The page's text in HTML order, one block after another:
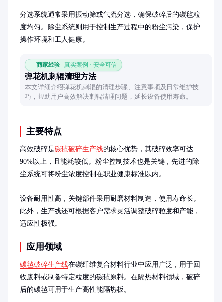
分选系统通常采用振动筛或气流分选，确保破碎后的碳毡粒
度均匀。除尘系统则用于控制生产过程中的粉尘污染，保护
操作环境和工人健康。
商家经验 真实案例 · 安全可信
弹花机刺辊清理方法
本文详细介绍弹花机刺辊的清理步骤、注意事项及日常维护技
巧，帮助用户高效解决刺辊清理问题，延长设备使用寿命。
主要特点
高效破碎是碳毡破碎生产线的核心优势，其破碎效率可达
90%以上，且能耗较低。粉尘控制技术也是关键，先进的除
尘系统可将粉尘浓度控制在职业健康标准以内。
设备耐用性高，关键部件采用耐磨材料制造，使用寿命长。
此外，生产线还可根据客户需求灵活调整破碎粒度和产能，
适应性极强。
应用领域
碳毡破碎生产线在碳纤维复合材料行业中应用广泛，用于回
收废料或制备特定粒度的碳毡原料。在隔热材料领域，破碎
后的碳毡可用于生产高性能隔热板。